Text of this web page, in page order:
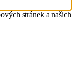
stránek a našich